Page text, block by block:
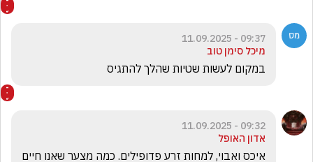
09:37 - 11.09.2025
מיכל סימן טוב
במקום לעשות שטיות שהלך להתגיס
09:32 - 11.09.2025
אדון האופל